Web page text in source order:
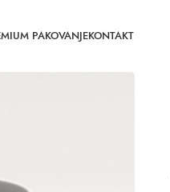
PAKOVANJEKONTAKT